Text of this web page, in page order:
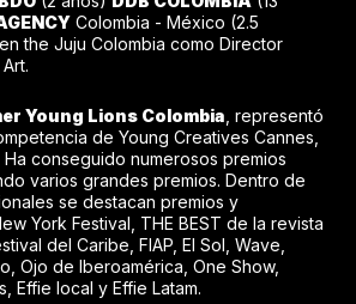
Colombia - México (2.5
the Juju Colombia como Director
Young Lions Colombia, representó
de Young Creatives Cannes,
Ha conseguido numerosos premios
varios grandes premios. Dentro de
se destacan premios y
York Festival, THE BEST de la revista
del Caribe, FIAP, El Sol, Wave,
Ojo de Iberoamérica, One Show,
Effie local y Effie Latam.